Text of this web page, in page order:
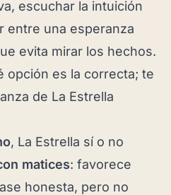
escuchar la intuición
entre una esperanza
evita mirar los hechos.
opción es la correcta; te
de La Estrella
, La Estrella sí o no
matices: favorece
honesta, pero no